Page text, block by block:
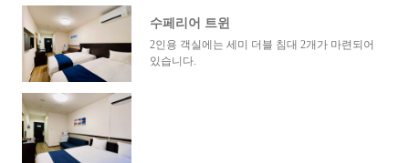
수페리어 트윈
2인용 객실에는 세미 더블 침대 2개가 마련되어
있습니다.